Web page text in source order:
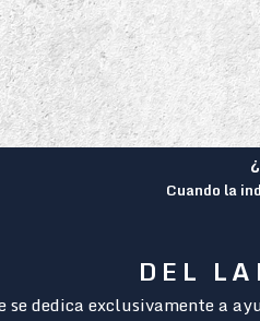
Cuando la
DEL
dedica exclusivamente a